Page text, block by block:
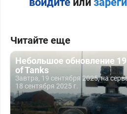
Читайте еще
Небольшое обновление 19
of Tanks
Завтра, 19 сентября 2025, на
18 сентября 2025 г.